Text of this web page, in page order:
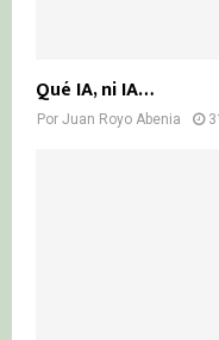
Qué IA, ni IA…
Por Juan Royo Abenia